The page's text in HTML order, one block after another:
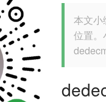
本文小
位置。